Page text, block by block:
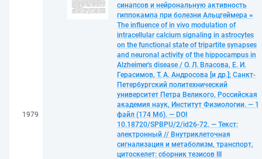
1979
синапсов и нейрональную активность
гиппокампа при болезни Альцгеймера =
The influence of in vivo modulation of
intracellular calcium signaling in astrocytes
on the functional state of tripartite synapses
and neuronal activity of the hippocampus in
Alzheimer's disease / О. Л. Власова, Е. И.
Герасимов, Т. А. Андросова [и др.]; Санкт-
Петербургский политехнический
университет Петра Великого, Российская
академия наук, Институт Физиологии. — 1
файл (174 Мб). — DOI
10.18720/SPBPU/2/id26-72. — Текст:
электронный // Внутриклеточная
сигнализация и метаболизм, транспорт,
цитоскелет: сборник тезисов III